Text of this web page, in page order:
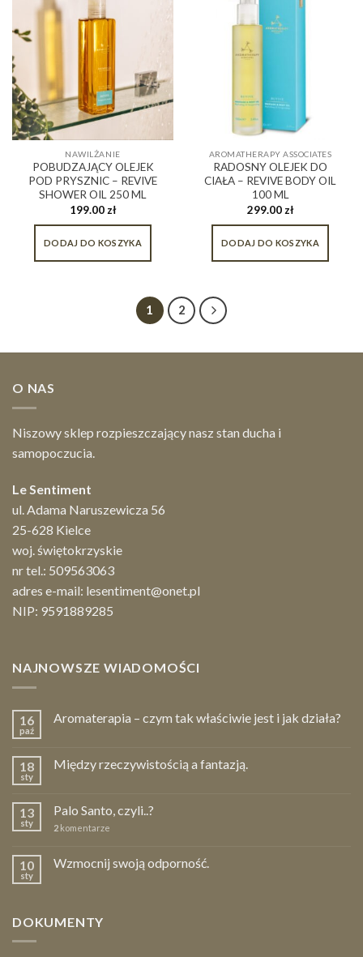
NAWILŻANIE
POBUDZAJĄCY OLEJEK
POD PRYSZNIC – REVIVE
SHOWER OIL 250 ML
199.00 zł
DODAJ DO KOSZYKA
AROMATHERAPY ASSOCIATES
RADOSNY OLEJEK DO
CIAŁA – REVIVE BODY OIL
100 ML
299.00 zł
DODAJ DO KOSZYKA
1 2
O NAS
Niszowy sklep rozpieszczający nasz stan ducha i
samopoczucia.
Le Sentiment
ul. Adama Naruszewicza 56
25-628 Kielce
woj. świętokrzyskie
nr tel.: 509563063
adres e-mail: lesentiment@onet.pl
NIP: 9591889285
NAJNOWSZE WIADOMOŚCI
16
paź
Aromaterapia – czym tak właściwie jest i jak działa?
18
sty
Między rzeczywistością a fantazją.
13
sty
Palo Santo, czyli..?
2 komentarze
10
sty
Wzmocnij swoją odporność.
DOKUMENTY